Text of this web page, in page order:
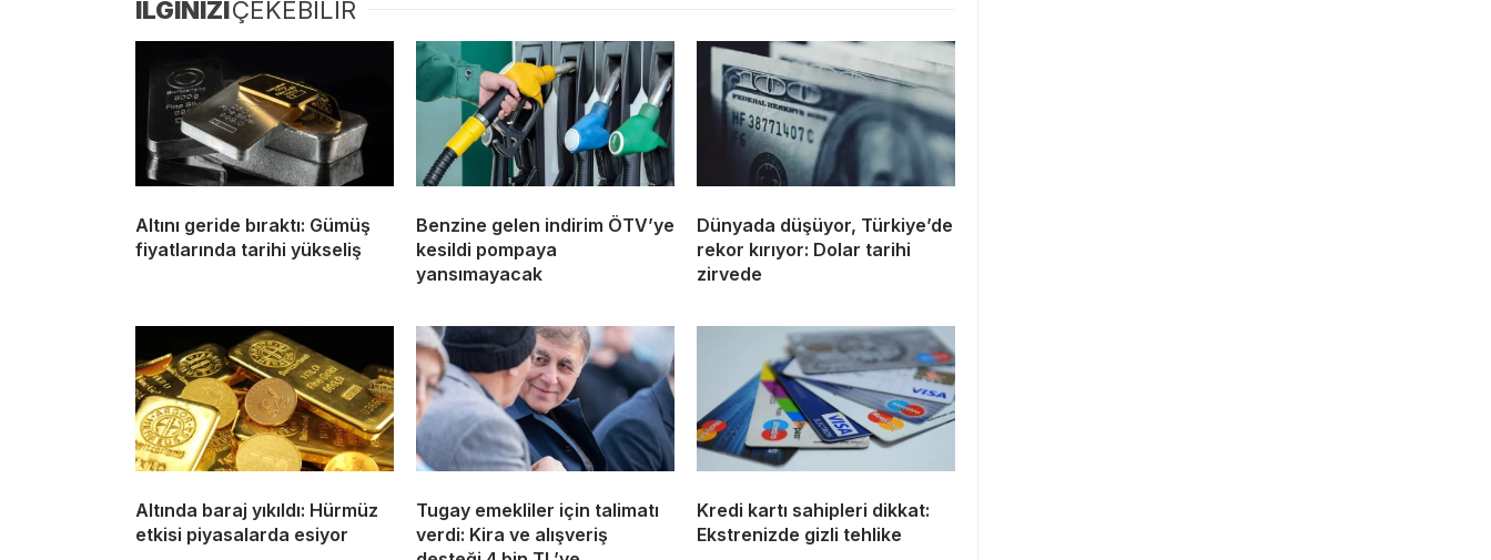
İLGİNİZİÇEKEBİLİR
Altını geride bıraktı: Gümüş
fiyatlarında tarihi yükseliş
Benzine gelen indirim ÖTV’ye
kesildi pompaya
yansımayacak
Dünyada düşüyor, Türkiye’de
rekor kırıyor: Dolar tarihi
zirvede
Altında baraj yıkıldı: Hürmüz
etkisi piyasalarda esiyor
Tugay emekliler için talimatı
verdi: Kira ve alışveriş
Kredi kartı sahipleri dikkat:
Ekstrenizde gizli tehlike